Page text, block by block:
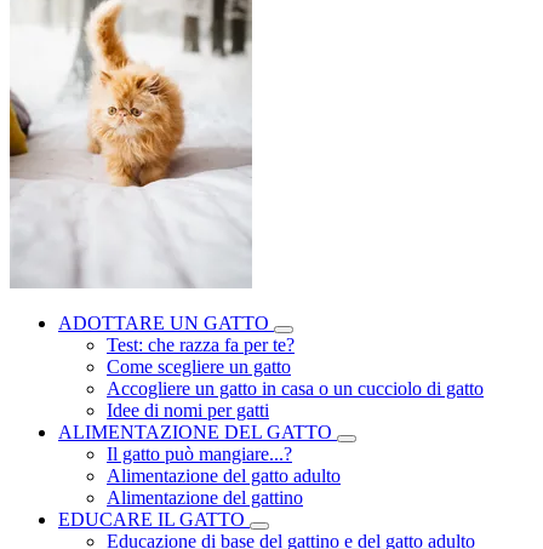
ADOTTARE UN GATTO
Test: che razza fa per te?
Come scegliere un gatto
Accogliere un gatto in casa o un cucciolo di gatto
Idee di nomi per gatti
ALIMENTAZIONE DEL GATTO
Il gatto può mangiare...?
Alimentazione del gatto adulto
Alimentazione del gattino
EDUCARE IL GATTO
Educazione di base del gattino e del gatto adulto